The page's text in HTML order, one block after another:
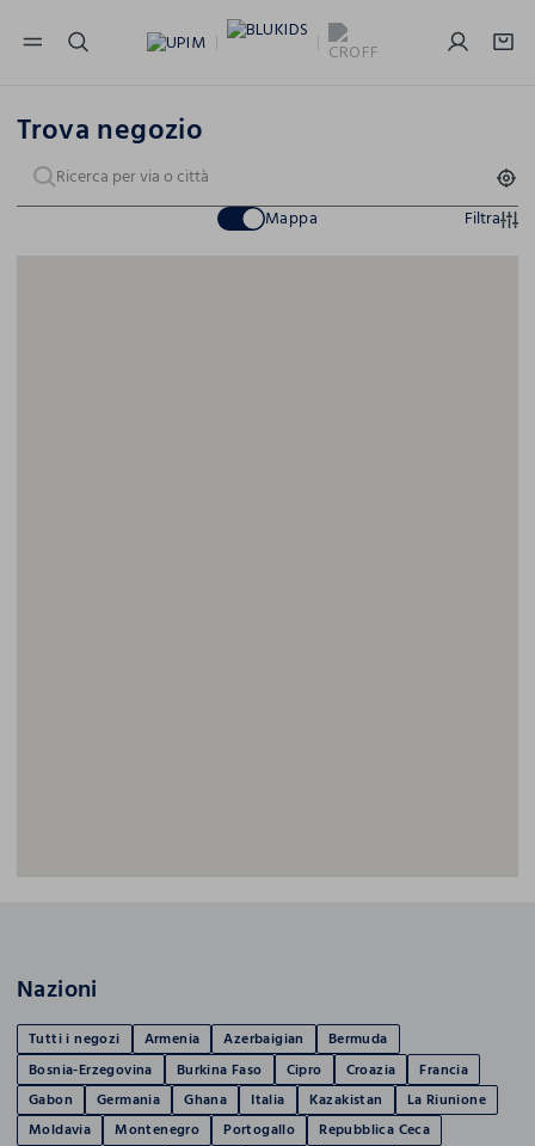
NAVIGATION.ARIA.GOTOMAINCONTENT
Trova negozio
Mappa Filtra
Nazioni
Tutti i negozi Armenia Azerbaigian
Bermuda
Bosnia-Erzegovina
Burkina Faso Cipro Croazia
Francia
Gabon
Germania Ghana Italia Kazakistan
La Riunione
Moldavia
Montenegro Portogallo
Repubblica Ceca